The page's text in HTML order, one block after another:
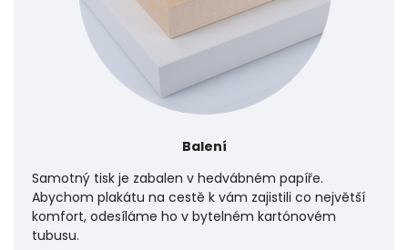
Balení
Samotný tisk je zabalen v hedvábném papíře.
Abychom plakátu na cestě k vám zajistili co největší
komfort, odesíláme ho v bytelném kartónovém
tubusu.